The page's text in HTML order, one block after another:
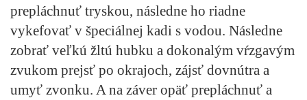
prepláchnuť tryskou, následne ho riadne
vykefovať v špeciálnej kadi s vodou. Následne
zobrať veľkú žltú hubku a dokonalým vŕzgavým
zvukom prejsť po okrajoch, zájsť dovnútra a
umyť zvonku. A na záver opäť prepláchnuť a